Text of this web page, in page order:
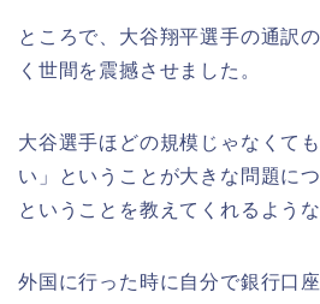
ところで、大谷翔平選手の通訳
く世間を震撼させました。
大谷選手ほどの規模じゃなくて
い」ということが大きな問題に
ということを教えてくれるよう
外国に行った時に自分で銀行口